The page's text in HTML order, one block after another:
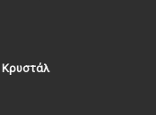
Κρυστάλ